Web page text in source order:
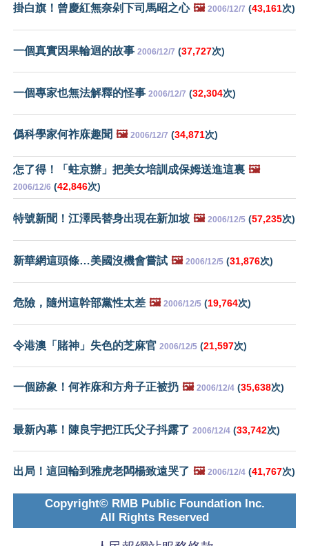
掛白旗！曾慶紅無奈剁下司馬昭之心 🖼️ 2006/12/7 (43,161次)
一個真實因果輪迴的故事 2006/12/7 (37,727次)
一個專家也無法解釋的怪事 2006/12/7 (32,304次)
僞科學家何祚庥趣聞 🖼️ 2006/12/7 (34,871次)
怎了得！「蛀京辦」把美女培訓成保姆送進這裏 🖼️
2006/12/6 (42,846次)
特號新聞！江澤民替身出現在新加坡 🖼️ 2006/12/5 (57,235次)
新華網這頭條…美國沒機會嘗試 🖼️ 2006/12/5 (31,876次)
危險，隨州這幹部黨性太差 🖼️ 2006/12/5 (19,764次)
令港澳「賭神」失色的芝麻官 2006/12/5 (21,597次)
一個跡象！何祚庥和方舟子正被扔 🖼️ 2006/12/4 (35,638次)
最新內幕！陳良宇把江氏父子抖露了 2006/12/4 (33,742次)
出局！這回輪到雅虎老闆楊致遠哭了 🖼️ 2006/12/4 (41,767次)
Copyright© RMB Public Foundation Inc.
All Rights Reserved